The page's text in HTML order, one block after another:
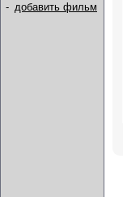
- добавить фильм